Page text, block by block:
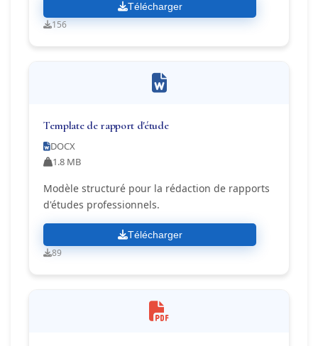
Télécharger
156
Template de rapport d'étude
DOCX
1.8 MB
Modèle structuré pour la rédaction de rapports
d'études professionnels.
Télécharger
89